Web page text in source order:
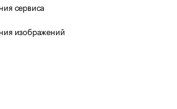
сервиса
изображений